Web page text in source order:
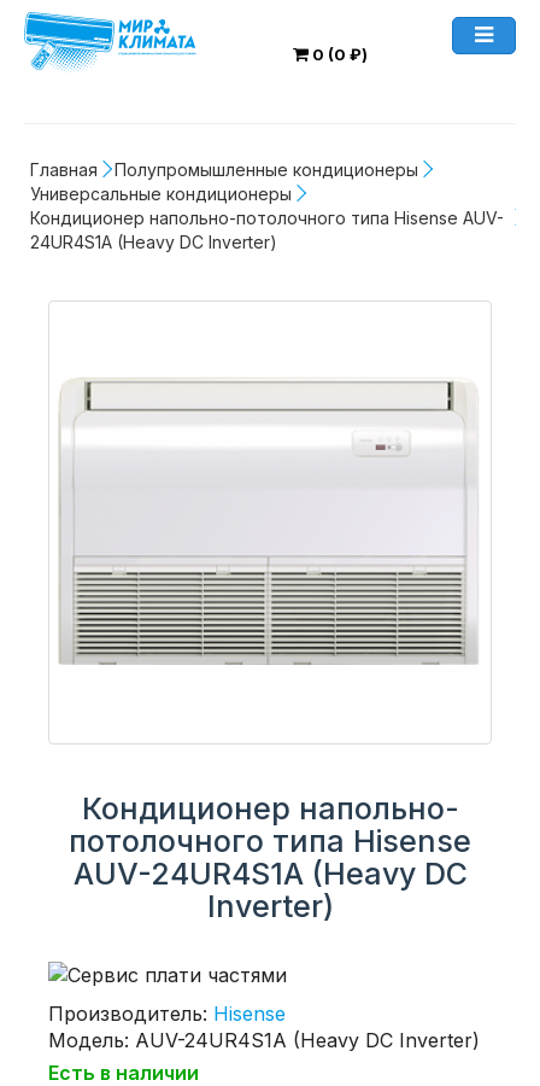
0 (0 ₽)
Главная
Полупромышленные кондиционеры
Универсальные кондиционеры
Кондиционер напольно-потолочного типа Hisense AUV-
24UR4S1A (Heavy DC Inverter)
Кондиционер напольно-
потолочного типа Hisense
AUV-24UR4S1A (Heavy DC
Inverter)
Производитель: Hisense
Модель: AUV-24UR4S1A (Heavy DC Inverter)
Есть в наличии